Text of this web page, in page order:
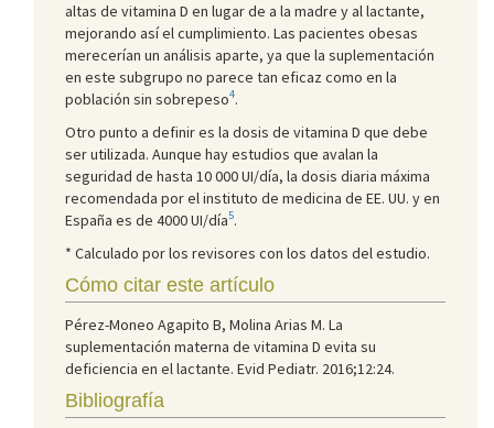
altas de vitamina D en lugar de a la madre y al lactante,
mejorando así el cumplimiento. Las pacientes obesas
merecerían un análisis aparte, ya que la suplementación
en este subgrupo no parece tan eficaz como en la
población sin sobrepeso4.
Otro punto a definir es la dosis de vitamina D que debe
ser utilizada. Aunque hay estudios que avalan la
seguridad de hasta 10 000 UI/día, la dosis diaria máxima
recomendada por el instituto de medicina de EE. UU. y en
España es de 4000 UI/día5.
* Calculado por los revisores con los datos del estudio.
Cómo citar este artículo
Pérez-Moneo Agapito B, Molina Arias M. La
suplementación materna de vitamina D evita su
deficiencia en el lactante. Evid Pediatr. 2016;12:24.
Bibliografía